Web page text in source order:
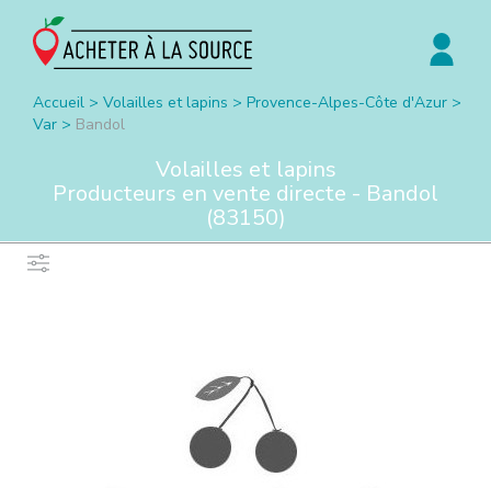
Accueil > Volailles et lapins > Provence-Alpes-Côte d'Azur >
Var > Bandol
Volailles et lapins
Producteurs en vente directe - Bandol
(83150)